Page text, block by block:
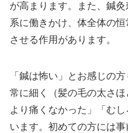
が高まります。また、鍼
系に働きかけ、体全体の
させる作用があります。
「鍼は怖い」とお感じの
常に細く（髪の毛の太さ
より痛くなかった」「む
います。初めての方には